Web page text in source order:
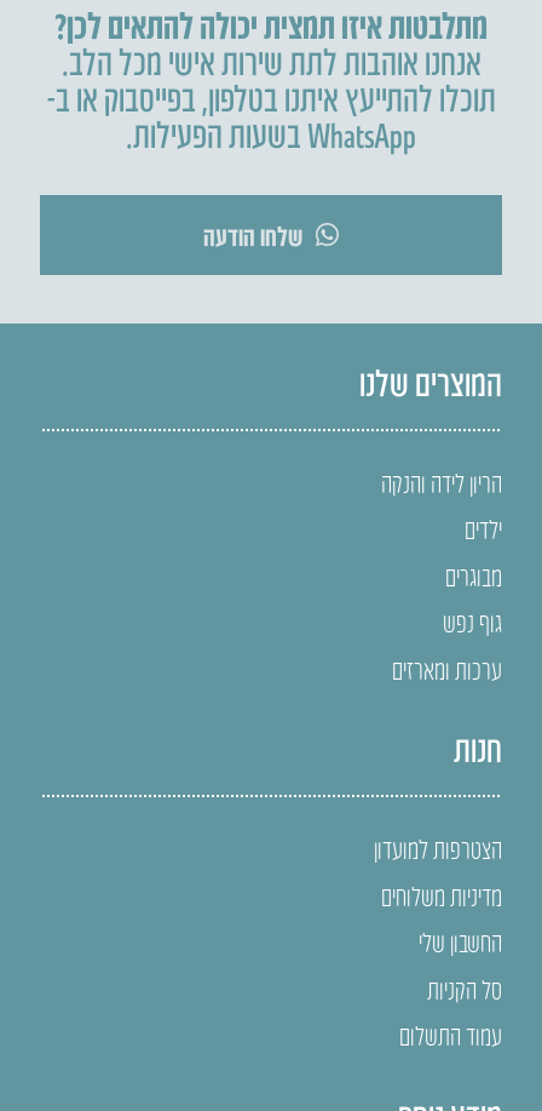
מתלבטות איזו תמצית יכולה להתאים לכן?
אנחנו אוהבות לתת שירות אישי מכל הלב.
תוכלו להתייעץ איתנו בטלפון,בפייסבוק או ב-
WhatsApp בשעות הפעילות.
שלחו הודעה
המוצרים שלנו
הריון לידה והנקה
ילדים
מבוגרים
גוף נפש
ערכות ומארזים
חנות
הצטרפות למועדון
מדיניות משלוחים
החשבון שלי
סל הקניות
עמוד התשלום